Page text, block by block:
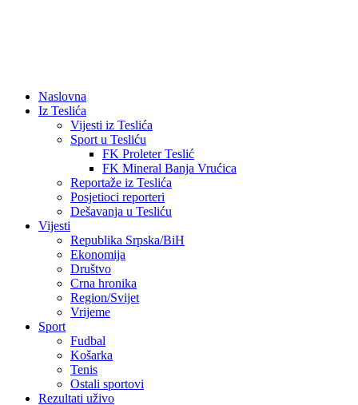
Naslovna
Iz Teslića
Vijesti iz Teslića
Sport u Tesliću
FK Proleter Teslić
FK Mineral Banja Vrućica
Reportaže iz Teslića
Posjetioci reporteri
Dešavanja u Tesliću
Vijesti
Republika Srpska/BiH
Ekonomija
Društvo
Crna hronika
Region/Svijet
Vrijeme
Sport
Fudbal
Košarka
Tenis
Ostali sportovi
Rezultati uživo